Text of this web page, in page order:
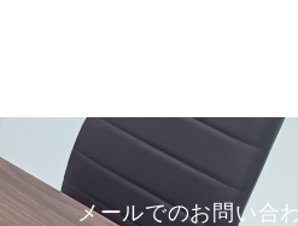
メールでのお問い合